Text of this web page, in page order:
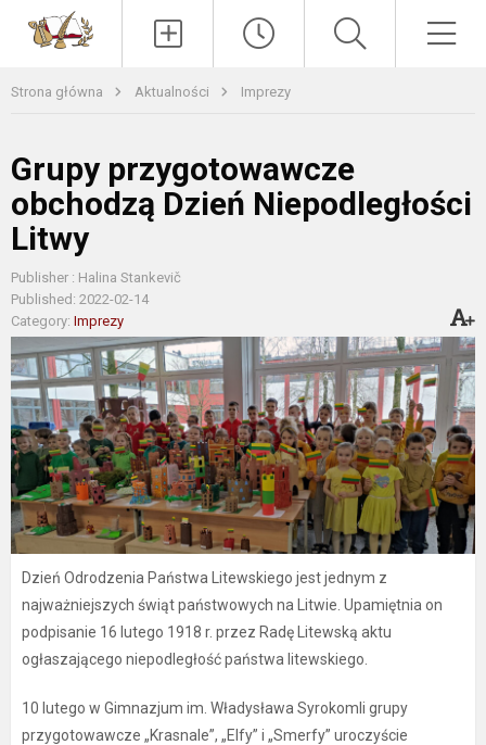
Strona główna Aktualności Imprezy
Grupy przygotowawcze
obchodzą Dzień Niepodległości
Litwy
Publisher : Halina Stankevič
Published: 2022-02-14
Category: Imprezy
Dzień Odrodzenia Państwa Litewskiego jest jednym z
najważniejszych świąt państwowych na Litwie. Upamiętnia on
podpisanie 16 lutego 1918 r. przez Radę Litewską aktu
ogłaszającego niepodległość państwa litewskiego.
10 lutego w Gimnazjum im. Władysława Syrokomli grupy
przygotowawcze „Krasnale”, „Elfy” i „Smerfy” uroczyście